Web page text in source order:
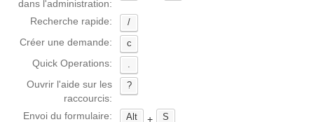
dans l'administration:
Recherche rapide: /
Créer une demande: c
Quick Operations: .
Ouvrir l'aide sur les
raccourcis:
?
Envoi du formulaire: Alt + S